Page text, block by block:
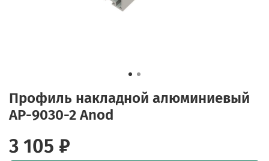
Профиль накладной алюминиевый
AP-9030-2 Anod
3 105 ₽